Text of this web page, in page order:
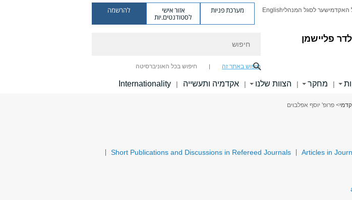
פליישמן
האקדמישער לסגל המנהליEnglish מערכת פניות אזור אישי
לסטודנטים.יות
להרשמה
חיפוש באתר זה חיפוש בכל האוניברסיטה
| מחקר | הצוות שלנו | אקדמיה ותעשייה |
Internationality
> פרופ' יוסף אפלבוים
Articles in
Short Publications and Discussions in Refereed Journals